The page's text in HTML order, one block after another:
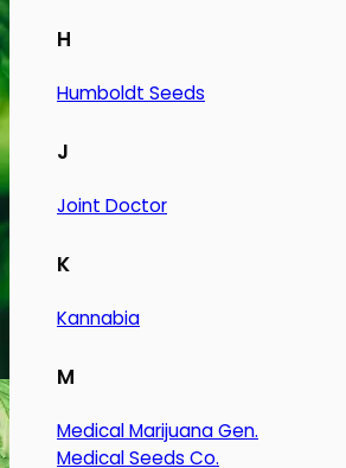
H
Humboldt Seeds
J
Joint Doctor
K
Kannabia
M
Medical Marijuana Gen.
Medical Seeds Co.